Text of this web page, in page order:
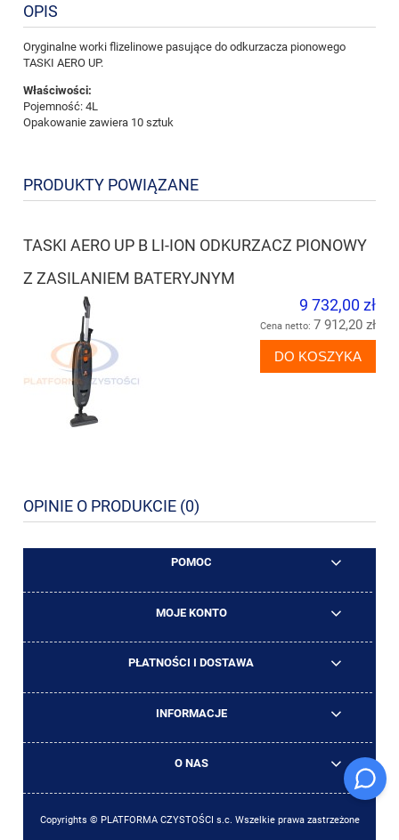
OPIS
Oryginalne worki flizelinowe pasujące do odkurzacza pionowego
TASKI AERO UP.
Właściwości:
Pojemność: 4L
Opakowanie zawiera 10 sztuk
PRODUKTY POWIĄZANE
TASKI AERO UP B LI-ION ODKURZACZ PIONOWY
Z ZASILANIEM BATERYJNYM
9 732,00 zł
Cena netto: 7 912,20 zł
DO KOSZYKA
OPINIE O PRODUKCIE (0)
POMOC
MOJE KONTO
PŁATNOŚCI I DOSTAWA
INFORMACJE
O NAS
Copyrights © PLATFORMA CZYSTOŚCI s.c. Wszelkie prawa zastrzeżone